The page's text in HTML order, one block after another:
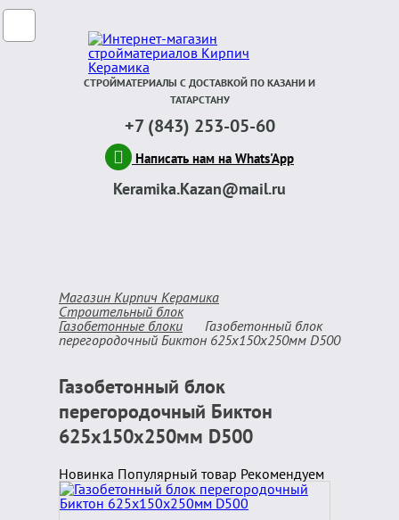
СТРОЙМАТЕРИАЛЫ С ДОСТАВКОЙ ПО КАЗАНИ И
ТАТАРСТАНУ
+7 (843) 253-05-60
Написать нам на Whats'App
Keramika.Kazan@mail.ru
Магазин Кирпич Керамика
Строительный блок
Газобетонные блоки
Газобетонный блок
перегородочный Биктон 625x150x250мм D500
Газобетонный блок
перегородочный Биктон
625x150x250мм D500
Новинка Популярный товар Рекомендуем